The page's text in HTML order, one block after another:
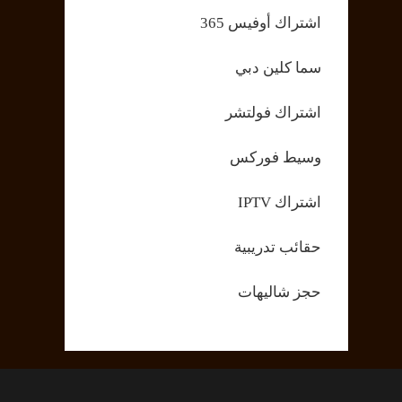
اشتراك أوفيس 365
سما كلين دبي
اشتراك فولتشر
وسيط فوركس
اشتراك IPTV
حقائب تدريبية
حجز شاليهات